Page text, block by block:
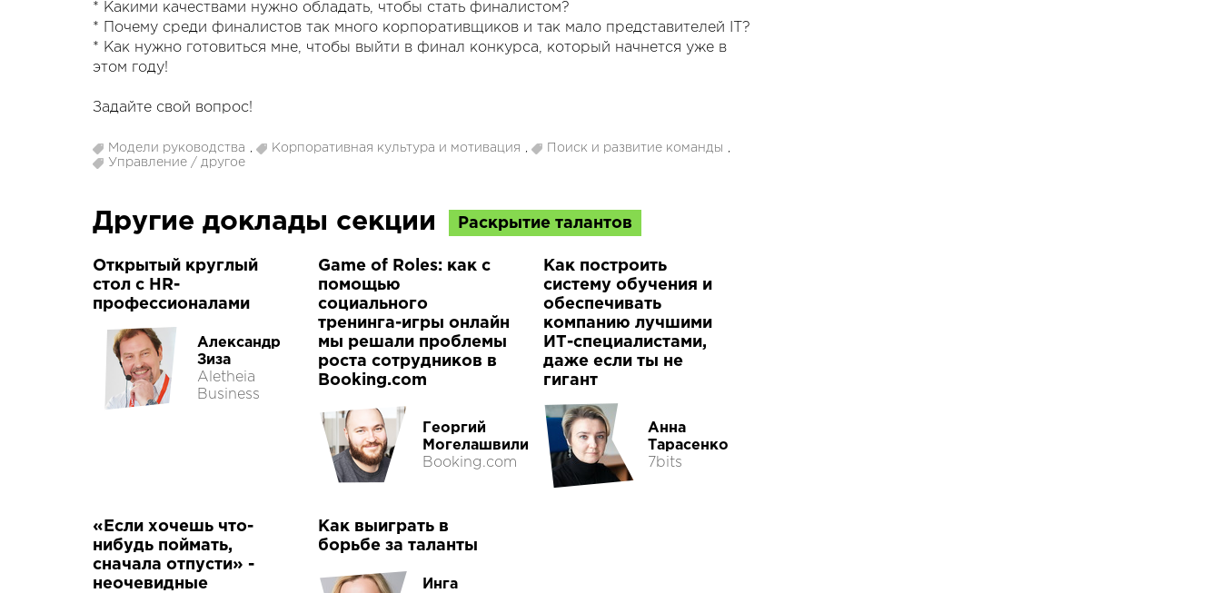
* Какими качествами нужно обладать, чтобы стать финалистом?
* Почему среди финалистов так много корпоративщиков и так мало представителей IT?
* Как нужно готовиться мне, чтобы выйти в финал конкурса, который начнется уже в
этом году!
Задайте свой вопрос!
Модели руководства Корпоративная культура и мотивация Поиск и развитие команды
Управление / другое
Другие доклады секции Раскрытие талантов
Открытый круглый
стол с HR-
профессионалами
Александр
Зиза
Aletheia
Business
Game of Roles: как с
помощью
социального
тренинга-игры онлайн
мы решали проблемы
роста сотрудников в
Booking.com
Георгий
Могелашвили
Booking.com
Как построить
систему обучения и
обеспечивать
компанию лучшими
ИТ-специалистами,
даже если ты не
гигант
Анна
Тарасенко
7bits
«Если хочешь что-
нибудь поймать,
сначала отпусти» -
неочевидные
Как выиграть в
борьбе за таланты
Инга